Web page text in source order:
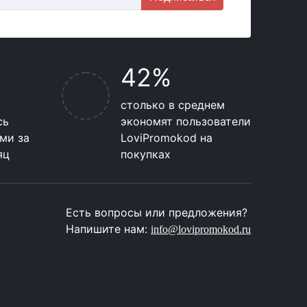
за
42%
столько в среднем
экономят пользователи
LoviPromokod на
покупках
Есть вопросы или предложения?
Напишите нам:info@lovipromokod.ru